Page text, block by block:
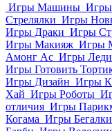
Игры Машины Игры
Стрелялки Игры
Игры Драки Игры
Игры Макияж Игры
Амонг Ас Игры
Игры Готовить
Игры Дизайн Игры
Хай Игры Роботы
отличия Игры
Когама Игры Бегалки